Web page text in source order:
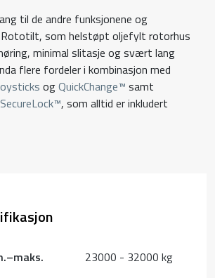
til de andre funksjonene og
Rototilt, som helstøpt oljefylt rotorhus
minimal slitasje og svært lang
flere fordeler i kombinasjon med
ogQuickChange™ samt
SecureLock™, som alltid er inkludert
23000 - 32000 kg